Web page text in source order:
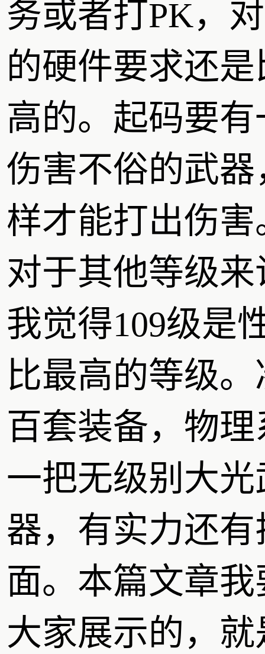
务或者打PK，
的硬件要求还是
高的。起码要有
伤害不俗的武器
样才能打出伤害
对于其他等级来
我觉得109级是
比最高的等级。
百套装备，物理
一把无级别大光
器，有实力还有
面。本篇文章我
大家展示的，就